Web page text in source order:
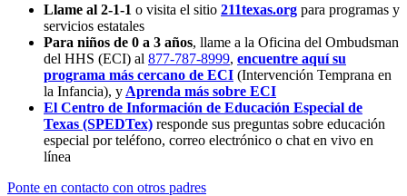
Llame al 2-1-1 o visita el sitio 211texas.org para programas y
servicios estatales
Para niños de 0 a 3 años, llame a la Oficina del Ombudsman
del HHS (ECI) al 877-787-8999, encuentre aquí su
programa más cercano de ECI (Intervención Temprana en
la Infancia), y Aprenda más sobre ECI
El Centro de Información de Educación Especial de
Texas (SPEDTex) responde sus preguntas sobre educación
especial por teléfono, correo electrónico o chat en vivo en
línea
Ponte en contacto con otros padres